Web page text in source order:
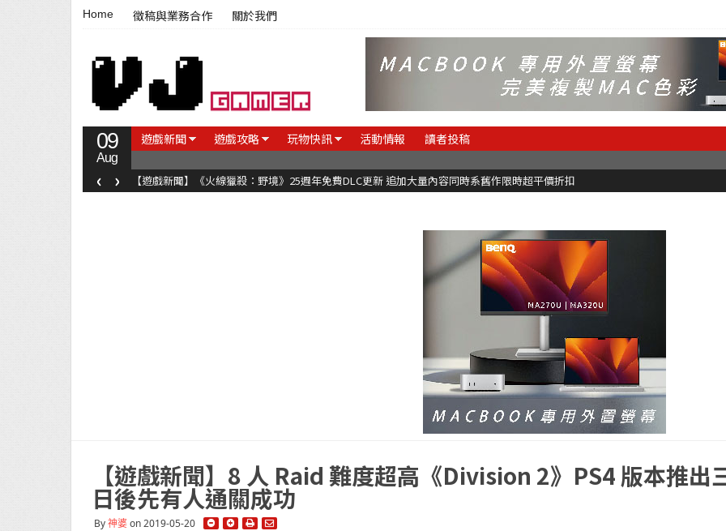
Home 徵稿與業務合作 關於我們
09
Aug
遊戲新聞 遊戲攻略 玩物快訊 活動情報 讀者投稿
【遊戲新聞】《火線獵殺：野境》25週年免費DLC更新 追加大量內容同時系舊作限時超平價折扣
‹ ›
【遊戲新聞】8 人 Raid 難度超高《Division 2》PS4 版本推出
日後先有人通關成功
By神婆on 2019-05-20